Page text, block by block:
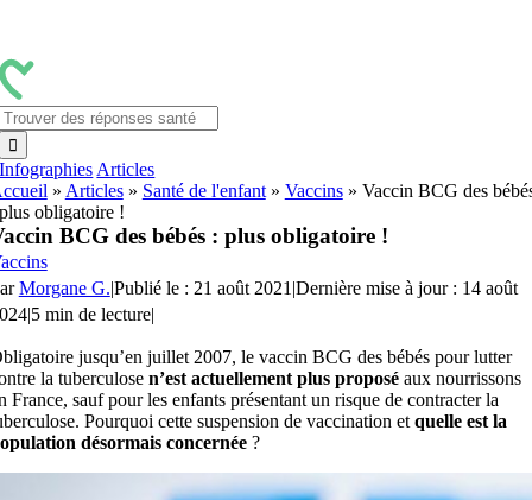
contenu
Infographies Articles
» Articles» Santé de l'enfant» Vaccins» Vaccin BCG des
obligatoire !
BCG des bébés : plus obligatoire !
Morgane G.|Publié le : 21 août 2021 |Dernière mise à jour : 14 août
|5 min de lecture|
jusqu’en juillet 2007, le vaccin BCG des bébés pour lutter
la tuberculose n’est actuellement plus proposéaux nourrissons
France, sauf pour les enfants présentant un risque de contracter la
Pourquoi cette suspension de vaccination et quelle est la
désormais concernée?